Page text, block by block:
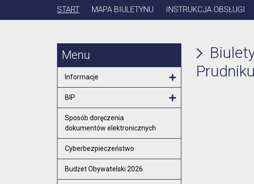
Menu główne
START MAPA BIULETYNU INSTRUKCJA OBSŁUGI
Menu
Informacje
BIP
Sposób doręczenia
dokumentów elektronicznych
Cyberbezpieczeństwo
Budżet Obywatelski 2026
Prudniku